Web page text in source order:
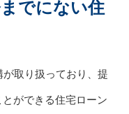
でにない住
取り扱っており、提
ができる住宅ローン